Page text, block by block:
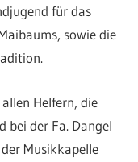
für das
sowie die
Helfern, die
bei der Fa. Dangel
Musikkapelle